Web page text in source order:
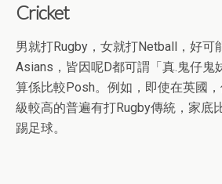
Cricket
男就打Rugby，女就打Netball，好可
Asians，皆因呢D都可謂「真.鬼仔鬼
算係比較Posh。例如，即使在英國
級較高的普遍有打Rugby傳統，家底
踢足球。